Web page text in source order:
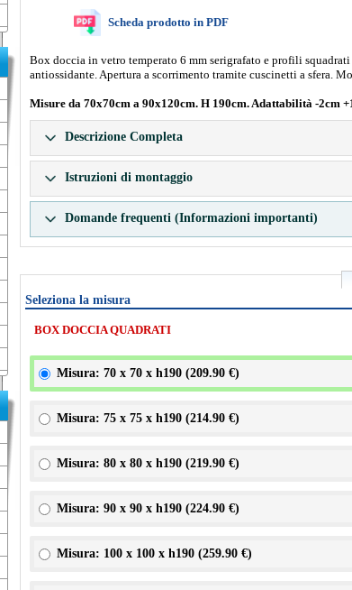
Scheda prodotto in PDF
Box doccia in vetro temperato 6 mm serigrafato e profili
antiossidante. Apertura a scorrimento tramite cuscinetti a sfera.
Misure da 70x70cm a 90x120cm. H 190cm. Adattabilità -2cm
Descrizione Completa
Istruzioni di montaggio
Domande frequenti (Informazioni importanti)
Seleziona la misura
BOX DOCCIA QUADRATI
Misura: 70 x 70 x h190 (209.90 €)
Misura: 75 x 75 x h190 (214.90 €)
Misura: 80 x 80 x h190 (219.90 €)
Misura: 90 x 90 x h190 (224.90 €)
Misura: 100 x 100 x h190 (259.90 €)